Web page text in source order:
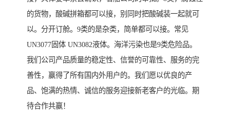
的货物，酸碱拼箱都可以接，别同时把酸碱装一起就可
以。分开订舱。9类的是杂类，简单都可以接。常见
UN3077固体 UN3082液体。海洋污染也是9类危险品。
我们公司产品质量的稳定性、信誉的可靠性、服务的完
善性，赢得了所有国内外用户的。我们愿以优良的产
品、饱满的热情、诚信的服务迎接新老客户的光临。期
待合作共赢！